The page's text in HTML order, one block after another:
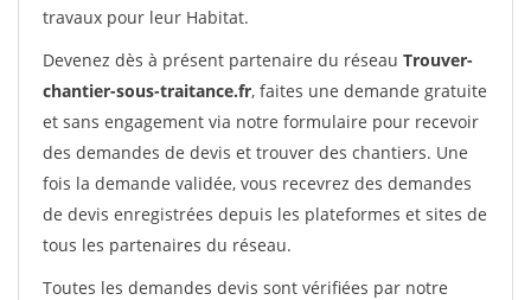
travaux pour leur Habitat.
Devenez dès à présent partenaire du réseau Trouver-
chantier-sous-traitance.fr, faites une demande gratuite
et sans engagement via notre formulaire pour recevoir
des demandes de devis et trouver des chantiers. Une
fois la demande validée, vous recevrez des demandes
de devis enregistrées depuis les plateformes et sites de
tous les partenaires du réseau.
Toutes les demandes devis sont vérifiées par notre